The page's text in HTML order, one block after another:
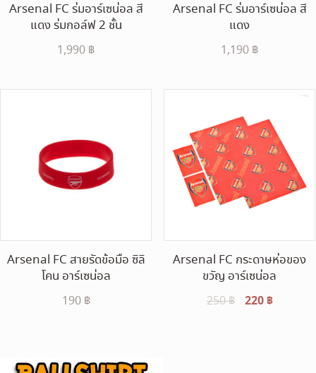
Arsenal FC ร่มอาร์เซน่อล สี
แดง ร่มกอล์ฟ 2 ชั้น
1,990 ฿
Arsenal FC ร่มอาร์เซน่อล สี
แดง
1,190 ฿
Arsenal FC สายรัดข้อมือ ซิลิ
โคน อาร์เซน่อล
190 ฿
Arsenal FC กระดาษห่อของ
ขวัญ อาร์เซน่อล
250฿
Original
220 ฿Current